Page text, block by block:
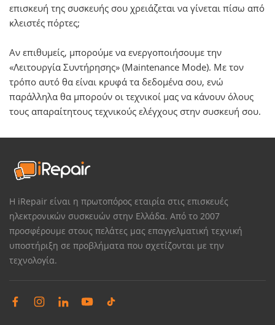
επισκευή της συσκευής σου χρειάζεται να γίνεται πίσω από
κλειστές πόρτες;
Αν επιθυμείς, μπορούμε να ενεργοποιήσουμε την
«Λειτουργία Συντήρησης» (Maintenance Mode). Με τον
τρόπο αυτό θα είναι κρυφά τα δεδομένα σου, ενώ
παράλληλα θα μπορούν οι τεχνικοί μας να κάνουν όλους
τους απαραίτητους τεχνικούς ελέγχους στην συσκευή σου.
Η iRepair είναι η πρωτοπόρος εταιρία στις επισκευές
ηλεκτρονικών συσκευών στην Ελλάδα. Από το 2007
προσφέρουμε στους πελάτες μας επαγγελματική τεχνική
υποστήριξη σε προβλήματα που σχετίζονται με την
τεχνολογία.